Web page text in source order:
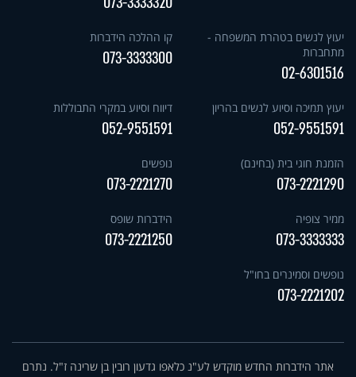
יעוץ לנשים בטהרת המשפחה -
מתחברות
02-6301516
קו ההלכה הידברות
073-3333300
יעוץ תמיכה וסיוע לנשים בהריון
052-9551591
דיווח וסיוע במקרי התבוללות
052-9551591
הזמנת חוגי בית (בחינם)
073-2221290
נופשים
073-2221270
ממיר צופיה
073-3333333
הידברות שופס
073-2221250
נופשים וסמינרים בחו"ל
073-2221202
אתר הידברות החדש מוקדש לע"נ כלאפו גדעון רובין בן שרינה ז"ל. נתרם